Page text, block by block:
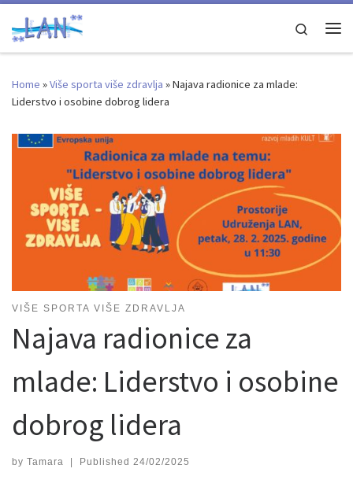
Skip to content
Search
Home »Više sporta više zdravlja »Najava radionice za mlade:
Liderstvo i osobine dobrog lidera
VIŠE SPORTA VIŠE ZDRAVLJA
Najava radionice za
mlade: Liderstvo i osobine
dobrog lidera
by Tamara Published 24/02/2025